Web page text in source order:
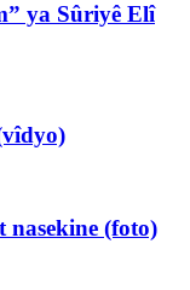
ya Sûriyê Elî
(foto)